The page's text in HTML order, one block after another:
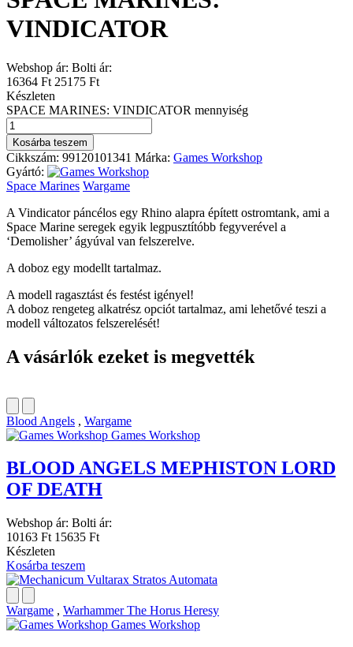
VINDICATOR
Webshop ár: Bolti ár:
16364 Ft 25175 Ft
Készleten
SPACE MARINES: VINDICATOR mennyiség
Kosárba teszem
Cikkszám: 99120101341 Márka: Games Workshop
Gyártó:
Space Marines Wargame
A Vindicator páncélos egy Rhino alapra épített ostromtank, ami a
Space Marine seregek egyik legpusztítóbb fegyverével a
‘Demolisher’ ágyúval van felszerelve.
A doboz egy modellt tartalmaz.
A modell ragasztást és festést igényel!
A doboz rengeteg alkatrész opciót tartalmaz, ami lehetővé teszi a
modell változatos felszerelését!
A vásárlók ezeket is megvették
Blood Angels , Wargame
Games Workshop
BLOOD ANGELS MEPHISTON LORD
OF DEATH
Webshop ár: Bolti ár:
10163 Ft 15635 Ft
Készleten
Kosárba teszem
Wargame , Warhammer The Horus Heresy
Games Workshop